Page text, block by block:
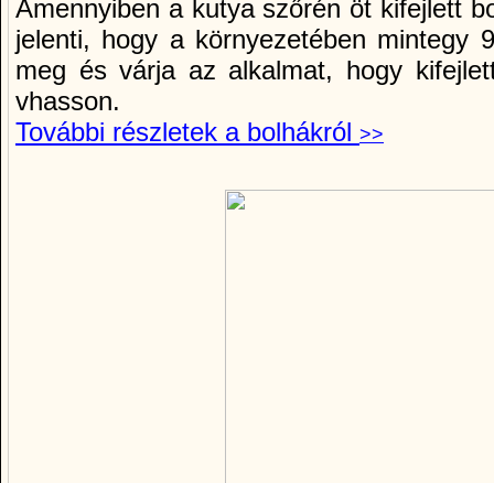
Amennyiben a kutya szőrén öt kifejlett
jelenti, hogy a környezetében mintegy
meg és várja az alkalmat, hogy
vhasson.
További részletek a bolhákról >>